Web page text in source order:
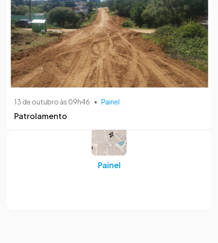
13 de outubro às 09h46 • Painel
Patrolamento
Painel